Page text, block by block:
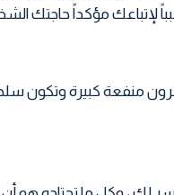
لإتباعك مؤكداً حاجتك
منفعة كبيرة وتكون